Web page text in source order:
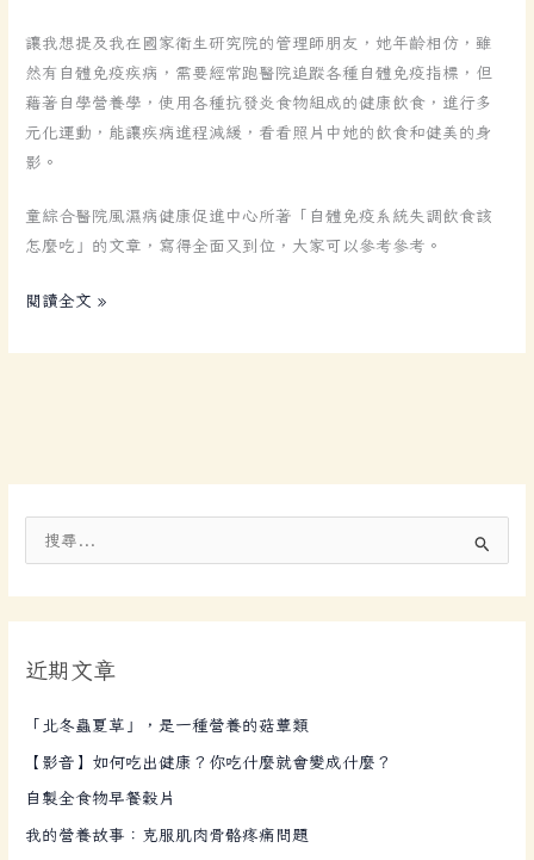
讓我想提及我在國家衛生研究院的管理師朋友，她年齡相仿，雖
然有自體免疫疾病，需要經常跑醫院追蹤各種自體免疫指標，但
藉著自學營養學，使用各種抗發炎食物組成的健康飲食，進行多
元化運動，能讓疾病進程減緩，看看照片中她的飲食和健美的身
影。
童綜合醫院風濕病健康促進中心所著「自體免疫系統失調飲食該
怎麼吃」的文章，寫得全面又到位，大家可以參考參考。
定
就
是
絕
望！
閱讀全文 »
字
近期文章
「北冬蟲夏草」，是一種營養的菇蕈類
【影音】如何吃出健康？你吃什麼就會變成什麼？
自製全食物早餐穀片
我的營養故事：克服肌肉骨骼疼痛問題